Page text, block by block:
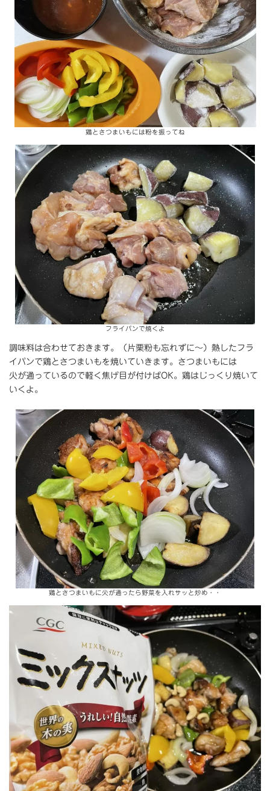
鶏とさつまいもには粉を振ってね
フライパンで焼くよ
調味料は合わせておきます。（片栗粉も忘れずに～）熱したフラ
イパンで鶏とさつまいもを焼いていきます。さつまいもには
火が通っているので軽く焦げ目が付けばOK。鶏はじっくり焼いて
いくよ。
鶏とさつまいもに火が通ったら野菜を入れサッと炒め・・